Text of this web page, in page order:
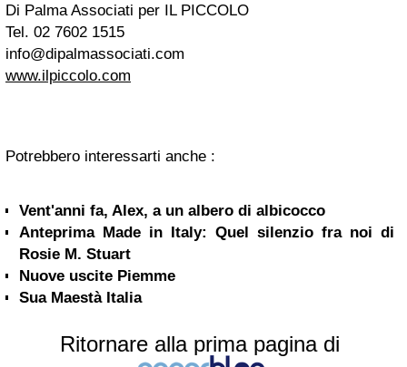
Di Palma Associati per IL PICCOLO
Tel. 02 7602 1515
info@dipalmassociati.com
www.ilpiccolo.com
Potrebbero interessarti anche :
Vent'anni fa, Alex, a un albero di albicocco
Anteprima Made in Italy: Quel silenzio fra noi di
Rosie M. Stuart
Nuove uscite Piemme
Sua Maestà Italia
Ritornare alla prima pagina di